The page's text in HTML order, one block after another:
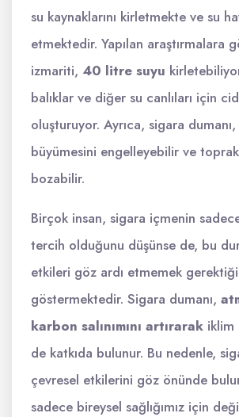
su kaynaklarını kirletmekte ve su
etmektedir. Yapılan araştırmalara
izmariti, 40 litre suyu
balıklar ve diğer su canlıları için
oluşturuyor. Ayrıca, sigara
büyümesini engelleyebilir ve toprak
bozabilir.
Birçok insan, sigara içmenin
tercih olduğunu düşünse de, bu
etkileri göz ardı etmemek
göstermektedir. Sigara dumanı,
karbon salınımını artırarak iklim
de katkıda bulunur. Bu nedenle,
çevresel etkilerini göz önünde
sadece bireysel sağlığımız için